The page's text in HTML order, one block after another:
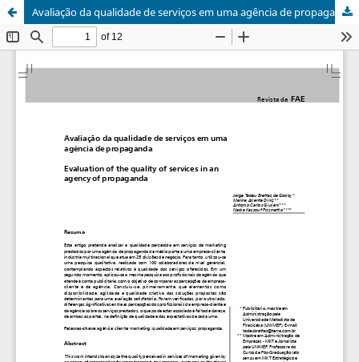
Avaliação da qualidade de serviços em uma agência de propaganda